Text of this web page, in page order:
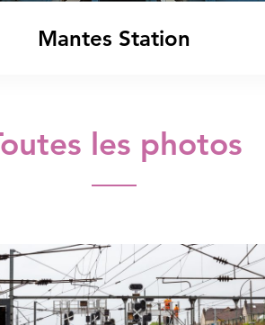
Mantes Station
les photos